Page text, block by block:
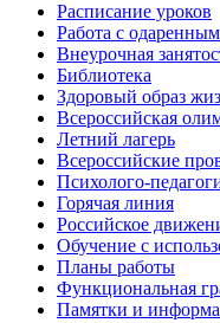
Расписание уроков
Работа с
Внеурочная
Библиотека
Здоровый образ
Всероссийская
Летний лагерь
Всероссийские
Психолого-
Горячая линия
Российское
Обучение с
Планы работы
Функциональная
Памятки и